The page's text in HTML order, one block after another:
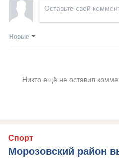
Новые
Никто ещё не оставил
Спорт
Морозовский район